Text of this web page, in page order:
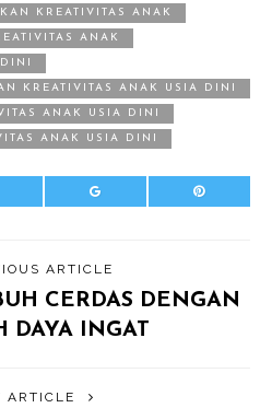
KREATIVITAS ANAK
ANAK
KREATIVITAS ANAK USIA DINI
ANAK USIA DINI
ANAK USIA DINI
ARTICLE
CERDAS DENGAN
DAYA INGAT
ARTICLE